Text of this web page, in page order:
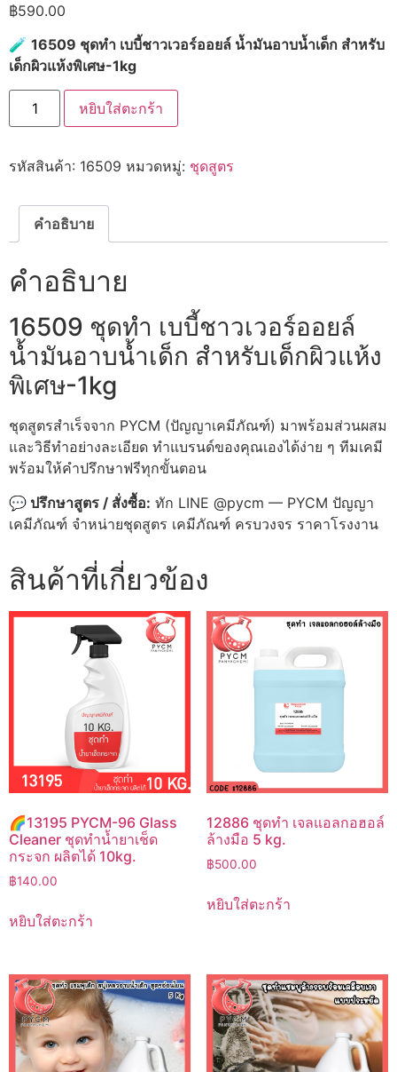
฿590.00
🧪 16509 ชุดทำ เบบี้ชาวเวอร์ออยล์ น้ำมันอาบน้ำเด็ก สำหรับ
เด็กผิวแห้งพิเศษ-1kg
จำนวน
16509
ชุด
ชาว
ยล์
น้ำมัน
อาบ
เด็ก
สำหรับ
เด็ก
แห้ง
พิเศษ-1kg
ชิ้น
หยิบใส่ตะกร้า
รหัสสินค้า: 16509 หมวดหมู่: ชุดสูตร
คำอธิบาย
คำอธิบาย
16509 ชุดทำ เบบี้ชาวเวอร์ออยล์
น้ำมันอาบน้ำเด็ก สำหรับเด็กผิวแห้ง
พิเศษ-1kg
ชุดสูตรสำเร็จจาก PYCM (ปัญญาเคมีภัณฑ์) มาพร้อมส่วนผสม
และวิธีทำอย่างละเอียด ทำแบรนด์ของคุณเองได้ง่าย ๆ ทีมเคมี
พร้อมให้คำปรึกษาฟรีทุกขั้นตอน
💬 ปรึกษาสูตร / สั่งซื้อ: ทัก LINE @pycm — PYCM ปัญญา
เคมีภัณฑ์ จำหน่ายชุดสูตร เคมีภัณฑ์ ครบวงจร ราคาโรงงาน
สินค้าที่เกี่ยวข้อง
🌈13195 PYCM-96 Glass
Cleaner ชุดทำน้ำยาเช็ด
กระจก ผลิตได้ 10kg.
฿140.00
หยิบใส่ตะกร้า
12886 ชุดทำ เจลแอลกอฮอล์
ล้างมือ 5 kg.
฿500.00
หยิบใส่ตะกร้า